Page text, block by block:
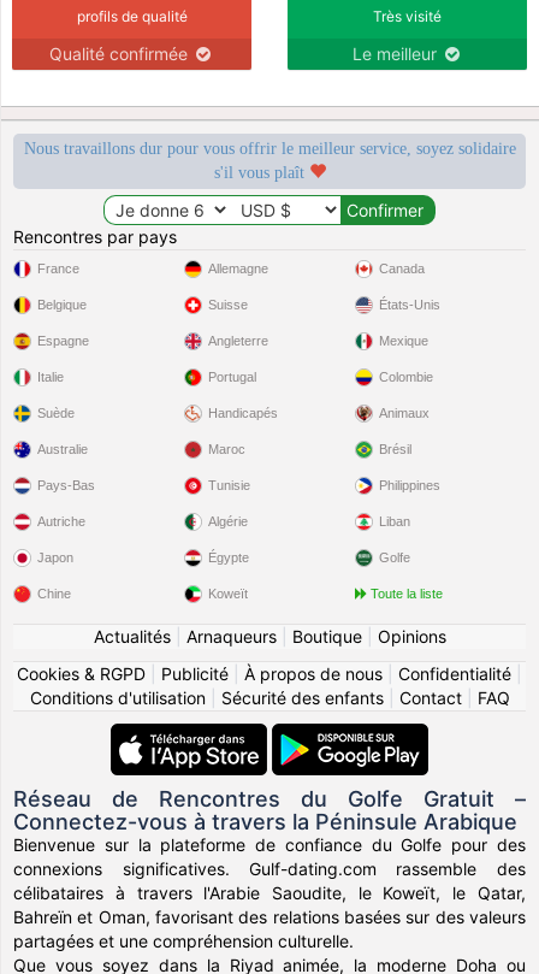
profils de qualité
Qualité confirmée
Très visité
Le meilleur
Nous travaillons dur pour vous offrir le meilleur service, soyez solidaire
s'il vous plaît
Rencontres par pays
France
Belgique
Espagne
Italie
Suède
Allemagne
Suisse
Angleterre
Portugal
Handicapés
Canada
États-Unis
Mexique
Colombie
Animaux
Australie
Pays-Bas
Autriche
Japon
Chine
Maroc
Tunisie
Algérie
Égypte
Koweït
Brésil
Philippines
Liban
Golfe
Toute la liste
Actualités| Arnaqueurs| Boutique| Opinions
Cookies & RGPD
Publicité À propos de nous Confidentialité
Conditions d'utilisation| Sécurité des enfants| Contact| FAQ
Réseau de Rencontres du Golfe Gratuit –
Connectez-vous à travers la Péninsule Arabique
Bienvenue sur la plateforme de confiance du Golfe pour des
connexions significatives. Gulf-dating.com rassemble des
célibataires à travers l'Arabie Saoudite, le Koweït, le Qatar,
Bahreïn et Oman, favorisant des relations basées sur des valeurs
partagées et une compréhension culturelle.
Que vous soyez dans la Riyad animée, la moderne Doha ou